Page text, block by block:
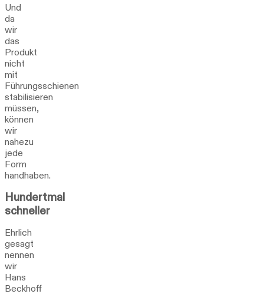
Und
da
wir
das
Produkt
nicht
mit
Führungsschienen
stabilisieren
müssen,
können
wir
nahezu
jede
Form
handhaben.
Hundertmal
schneller
Ehrlich
gesagt
nennen
wir
Hans
Beckhoff